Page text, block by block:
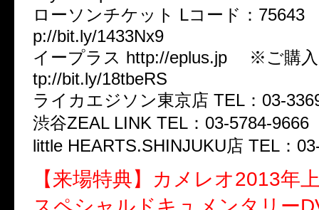
ローソンチケット Lコード：
p://bit.ly/1433Nx9
イープラス http://eplus.jp ※ご購
tp://bit.ly/18tbeRS
ライカエジソン東京店 TEL：03-
渋谷ZEAL LINK TEL：03-5784-9666
little HEARTS.SHINJUKU店 TEL：
【来場特典】カメレオ2013年